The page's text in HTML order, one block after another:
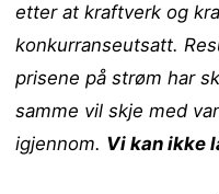
etter at kraftverk og
konkurranseutsatt.
prisene på strøm har
samme vil skje med
igjennom. Vi kan ikke